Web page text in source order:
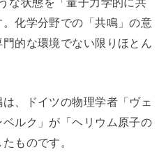
化学分野での「共鳴」の意
的な環境でない限りほとん
、ドイツの物理学者「ヴェ
ルク」が「ヘリウム原子の
ものです。